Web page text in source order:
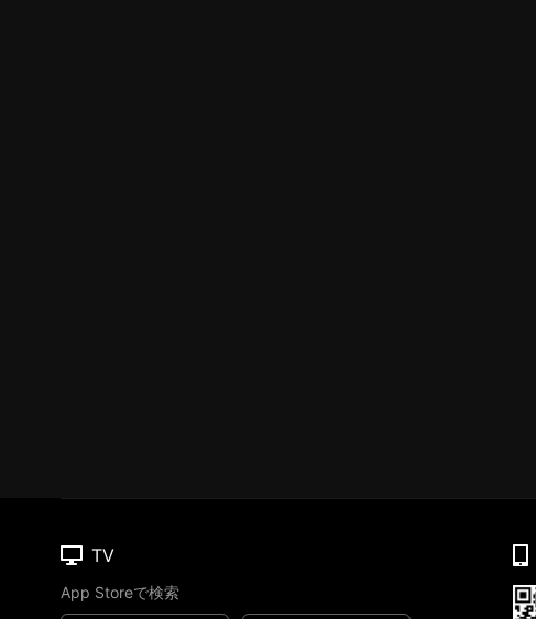
TV
App Storeで検索